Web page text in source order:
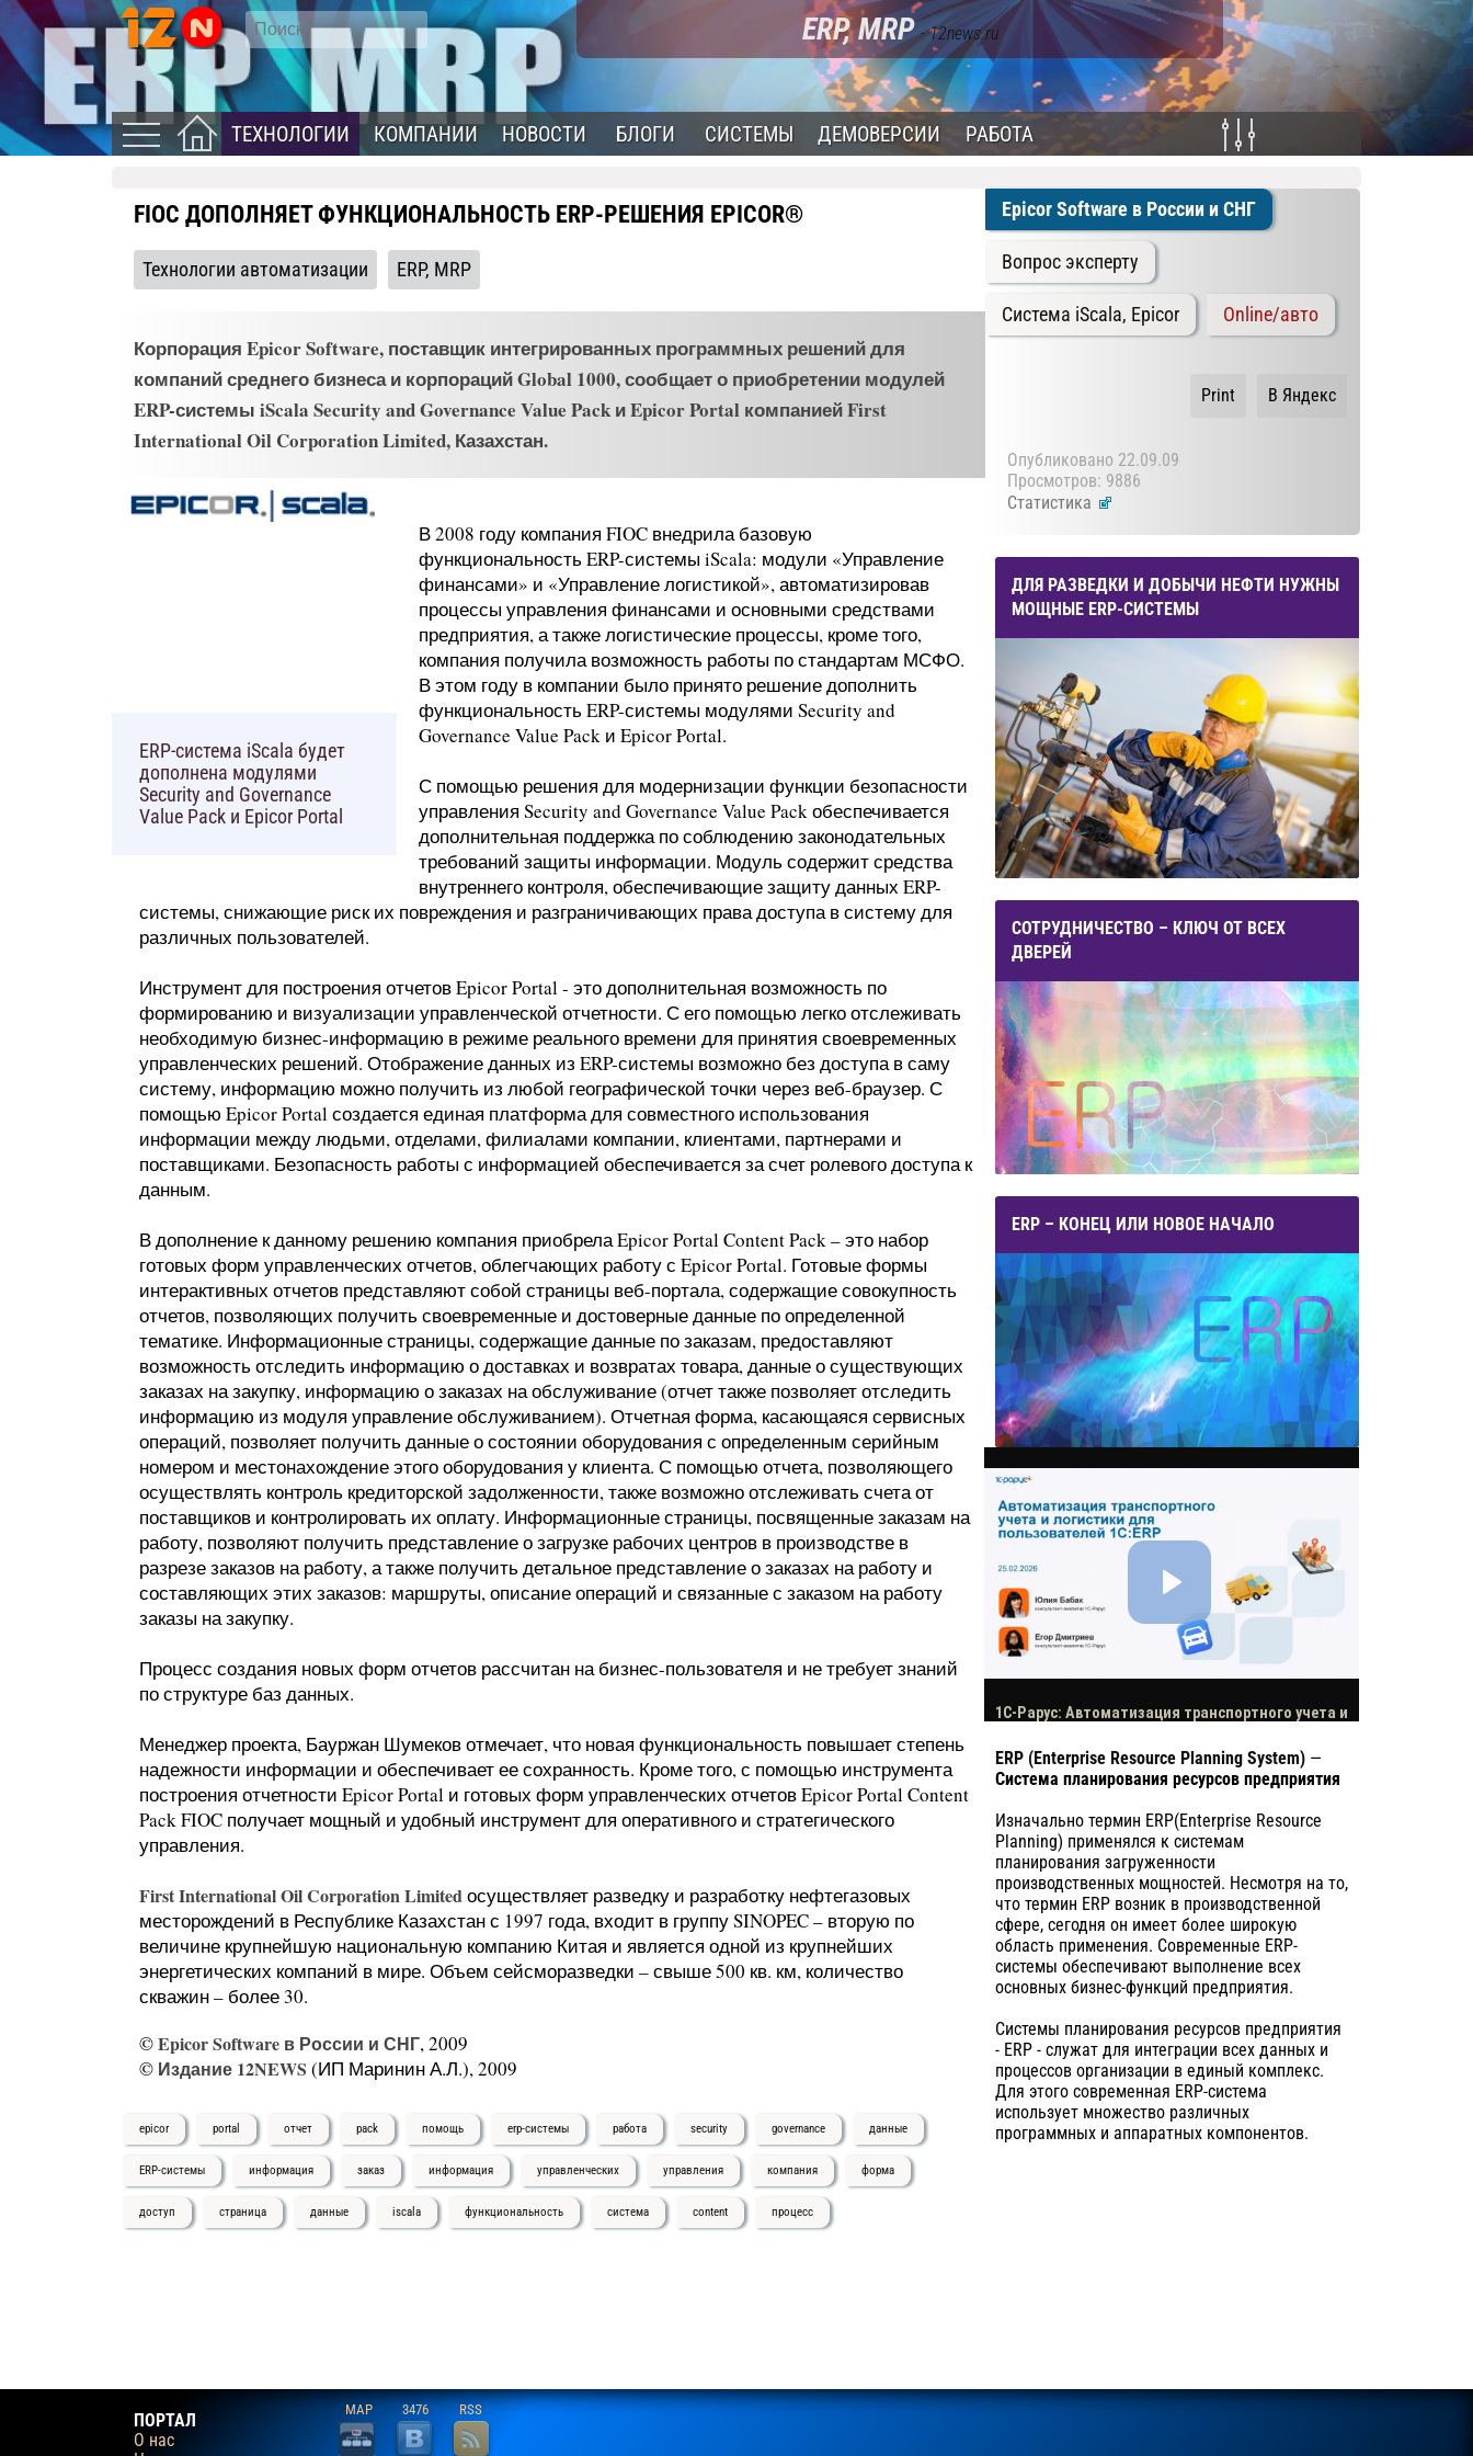
ERP, MRP- 12news.ru
ТЕХНОЛОГИИ КОМПАНИИ НОВОСТИ БЛОГИ СИСТЕМЫ ДЕМОВЕРСИИ РАБОТА
FIOC ДОПОЛНЯЕТ ФУНКЦИОНАЛЬНОСТЬ ERP-РЕШЕНИЯ EPICOR®
Технологии автоматизации ERP, MRP
Корпорация Epicor Software, поставщик интегрированных программных решений для
компаний среднего бизнеса и корпораций Global 1000, сообщает о приобретении модулей
ERP-системы iScala Security and Governance Value Pack и Epicor Portal компанией First
International Oil Corporation Limited, Казахстан.
ERP-система iScala будет
дополнена модулями
Security and Governance
Value Pack и Epicor Portal
В 2008 году компания FIOC внедрила базовую
функциональность ERP-системы iScala: модули «Управление
финансами» и «Управление логистикой», автоматизировав
процессы управления финансами и основными средствами
предприятия, а также логистические процессы, кроме того,
компания получила возможность работы по стандартам МСФО.
В этом году в компании было принято решение дополнить
функциональность ERP-системы модулями Security and
Governance Value Pack и Epicor Portal.
С помощью решения для модернизации функции безопасности
управления Security and Governance Value Pack обеспечивается
дополнительная поддержка по соблюдению законодательных
требований защиты информации. Модуль содержит средства
внутреннего контроля, обеспечивающие защиту данных ERP-
системы, снижающие риск их повреждения и разграничивающих права доступа в систему для
различных пользователей.
Инструмент для построения отчетов Epicor Portal - это дополнительная возможность по
формированию и визуализации управленческой отчетности. С его помощью легко отслеживать
необходимую бизнес-информацию в режиме реального времени для принятия своевременных
управленческих решений. Отображение данных из ERP-системы возможно без доступа в саму
систему, информацию можно получить из любой географической точки через веб-браузер. С
помощью Epicor Portal создается единая платформа для совместного использования
информации между людьми, отделами, филиалами компании, клиентами, партнерами и
поставщиками. Безопасность работы с информацией обеспечивается за счет ролевого доступа к
данным.
В дополнение к данному решению компания приобрела Epicor Portal Content Pack – это набор
готовых форм управленческих отчетов, облегчающих работу с Epicor Portal. Готовые формы
интерактивных отчетов представляют собой страницы веб-портала, содержащие совокупность
отчетов, позволяющих получить своевременные и достоверные данные по определенной
тематике. Информационные страницы, содержащие данные по заказам, предоставляют
возможность отследить информацию о доставках и возвратах товара, данные о существующих
заказах на закупку, информацию о заказах на обслуживание (отчет также позволяет отследить
информацию из модуля управление обслуживанием). Отчетная форма, касающаяся сервисных
операций, позволяет получить данные о состоянии оборудования с определенным серийным
номером и местонахождение этого оборудования у клиента. С помощью отчета, позволяющего
осуществлять контроль кредиторской задолженности, также возможно отслеживать счета от
поставщиков и контролировать их оплату. Информационные страницы, посвященные заказам на
работу, позволяют получить представление о загрузке рабочих центров в производстве в
разрезе заказов на работу, а также получить детальное представление о заказах на работу и
составляющих этих заказов: маршруты, описание операций и связанные с заказом на работу
заказы на закупку.
Процесс создания новых форм отчетов рассчитан на бизнес-пользователя и не требует знаний
по структуре баз данных.
Менеджер проекта, Бауржан Шумеков отмечает, что новая функциональность повышает степень
надежности информации и обеспечивает ее сохранность. Кроме того, с помощью инструмента
построения отчетности Epicor Portal и готовых форм управленческих отчетов Epicor Portal Content
Pack FIOC получает мощный и удобный инструмент для оперативного и стратегического
управления.
First International Oil Corporation Limitedосуществляет разведку и разработку нефтегазовых
месторождений в Республике Казахстан с 1997 года, входит в группу SINOPEC – вторую по
величине крупнейшую национальную компанию Китая и является одной из крупнейших
энергетических компаний в мире. Объем сейсморазведки – свыше 500 кв. км, количество
скважин – более 30.
©Epicor Software в России и СНГ, 2009
© Издание 12NEWS (ИП Маринин А.Л.), 2009
epicor portal отчет pack помощь erp-системы работа security governance данные
ERP-системы информация заказ информация управленческих управления компания форма
доступ страница данные iscala функциональность система content процесс
Epicor Software в России и СНГ
Вопрос эксперту
Система iScala, Epicor Online/авто
В Яндекс
Print
Опубликовано 22.09.09
Просмотров: 9886
Статистика
ДЛЯ РАЗВЕДКИ И ДОБЫЧИ НЕФТИ НУЖНЫ
МОЩНЫЕ ERP-СИСТЕМЫ
СОТРУДНИЧЕСТВО – КЛЮЧ ОТ ВСЕХ
ДВЕРЕЙ
ERP – КОНЕЦ ИЛИ НОВОЕ НАЧАЛО
ERP (Enterprise Resource Planning System) —
Система планирования ресурсов предприятия
Изначально термин ERP(Enterprise Resource
Planning) применялся к системам
планирования загруженности
производственных мощностей. Несмотря на то,
что термин ERP возник в производственной
сфере, сегодня он имеет более широкую
область применения. Современные ERP-
системы обеспечивают выполнение всех
основных бизнес-функций предприятия.
Системы планирования ресурсов предприятия
- ERP - служат для интеграции всех данных и
процессов организации в единый комплекс.
Для этого современная ERP-система
использует множество различных
программных и аппаратных компонентов.
ПОРТАЛ
О нас
MAP 3476 RSS